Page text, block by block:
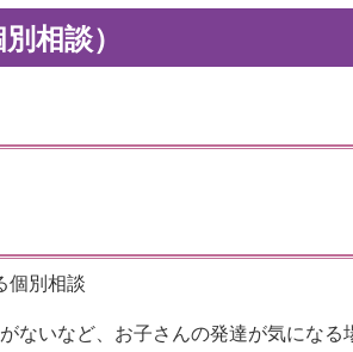
相談）
個別相談
ないなど、お子さんの発達が気になる